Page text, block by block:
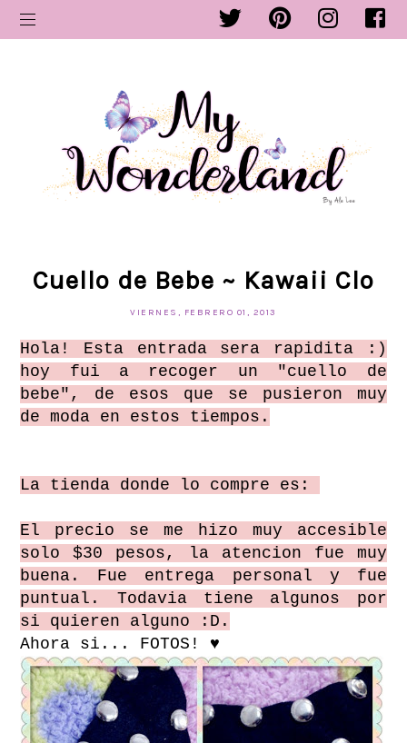
Cuello de Bebe ~ Kawaii Clo
VIERNES, FEBRERO 01, 2013
Hola! Esta entrada sera rapidita :)
hoy fui a recoger un "cuello de
bebe", de esos que se pusieron muy
de moda en estos tiempos.
La tienda donde lo compre es:
El precio se me hizo muy accesible
solo $30 pesos, la atencion fue muy
buena. Fue entrega personal y fue
puntual. Todavia tiene algunos por
si quieren alguno :D.
Ahora si... FOTOS! ♥